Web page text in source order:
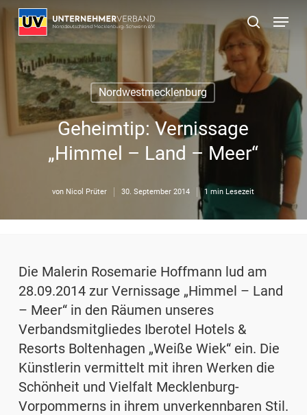
Skip
main
content
suchen
Menu
Nordwestmecklenburg
Geheimtip: Vernissage
„Himmel – Land – Meer“
von Nicol Prüter 30. September 2014 1 min Lesezeit
Die Malerin Rosemarie Hoffmann lud am
28.09.2014 zur Vernissage „Himmel – Land
– Meer“ in den Räumen unseres
Verbandsmitgliedes Iberotel Hotels &
Resorts Boltenhagen „Weiße Wiek“ ein. Die
Künstlerin vermittelt mit ihren Werken die
Schönheit und Vielfalt Mecklenburg-
Vorpommerns in ihrem unverkennbaren Stil.